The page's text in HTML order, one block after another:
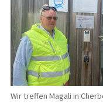
Wir treffen Magali in